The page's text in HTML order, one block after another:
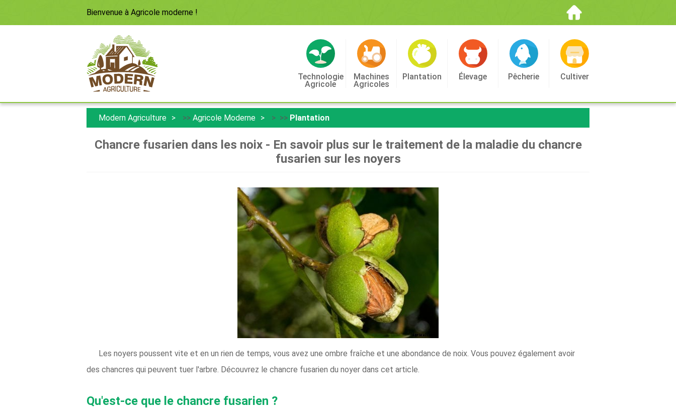
Bienvenue à Agricole moderne !
Technologie
Agricole
Machines
Agricoles
Plantation Élevage Pêcherie Cultiver
Modern Agriculture >> Agricole Moderne > >> Plantation
Chancre fusarien dans les noix - En savoir plus sur le traitement de la maladie du chancre
fusarien sur les noyers
Les noyers poussent vite et en un rien de temps, vous avez une ombre fraîche et une abondance de noix. Vous pouvez également avoir
des chancres qui peuvent tuer l'arbre. Découvrez le chancre fusarien du noyer dans cet article.
Qu'est-ce que le chancre fusarien ?